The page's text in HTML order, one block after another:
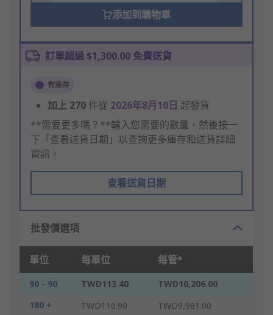
添加到購物車
訂單超過 $1,300.00 免費送貨
有庫存
加上 270 件從 2026年8月10日 起發貨
**需要更多嗎？**輸入您需要的數量，然後按一
下「查看送貨日期」以查詢更多庫存和送貨詳細
資訊。
查看送貨日期
批發價選項
單位 每單位 每管*
90 - 90 TWD113.40
TWD10,206.00
180 +
TWD110.90 TWD9,981.00